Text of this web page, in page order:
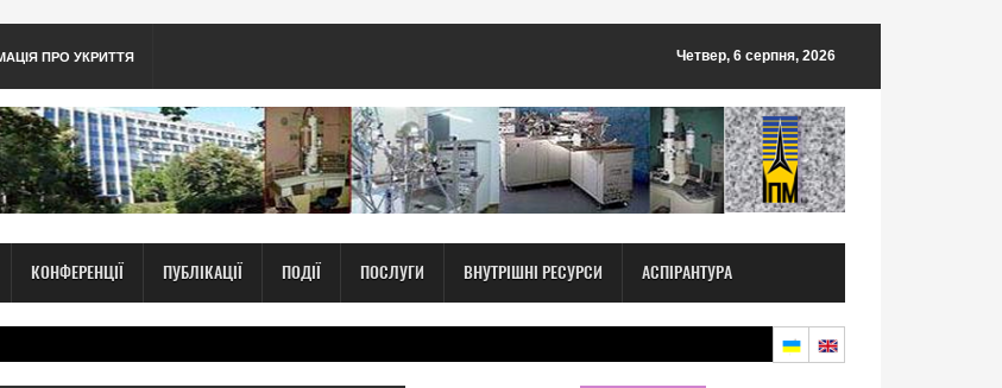
ПРО УКРИТТЯ Четвер, 6 серпня, 2026
КОНФЕРЕНЦІЇ ПУБЛІКАЦІЇ ПОДІЇ ПОСЛУГИ ВНУТРІШНІ РЕСУРСИ АСПІРАНТУРА